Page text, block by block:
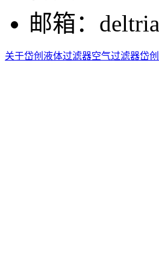
邮箱：
关于岱创 液体过滤器空气过滤器岱